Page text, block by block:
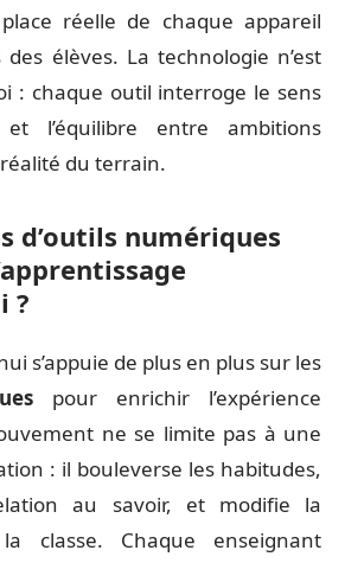
réelle de chaque appareil
élèves. La technologie n’est
: chaque outil interroge le sens
et l’équilibre entre ambitions
du terrain.
d’outils numériques
?
s’appuie de plus en plus sur les
pour enrichir l’expérience
ne se limite pas à une
: il bouleverse les habitudes,
au savoir, et modifie la
classe. Chaque enseignant